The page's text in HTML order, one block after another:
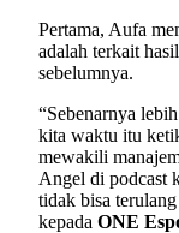
Pertama, Aufa
adalah terkait
sebelumnya.
“Sebenarnya
kita waktu itu
mewakili
Angel di podcast
tidak bisa
kepada ONE